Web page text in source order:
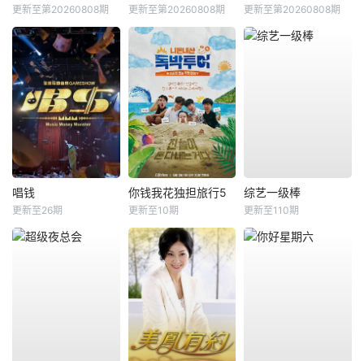
更新至第20260808期 更新至第20260808期 更新至第20260808期
唱钱
更新至26期
你钱我花独担旅行5
更新至10期
综艺一级棒
更新至110期